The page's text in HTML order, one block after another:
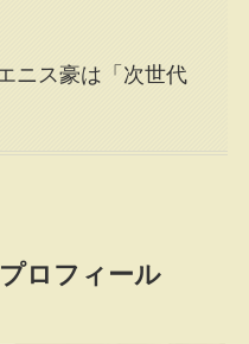
ニス豪は「次世代
ロフィール